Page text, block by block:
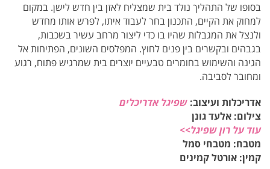
בסופו של התהליך נולד בית שמצליח לאזן בין חדש לישן. במקום
למחוק את הקיים, התכנון בחר לעבוד איתו, לפרש אותו מחדש
ולנצל את המגבלות שהיו בו כדי ליצור מרחב עשיר בשכבות,
בגבהים ובקשרים בין פנים לחוץ. המפלסים השונים, הפתיחות אל
הגינה והשימוש בחומרים טבעיים יוצרים בית שמרגיש פתוח, רגוע
ומחובר לסביבה.
אדריכלות ועיצוב: שפיגל אדריכלים
צילום: אלעד גונן
עוד על רון שפיגל>>
מטבח: מטבחי סמל
קמין: אורטל קמינים